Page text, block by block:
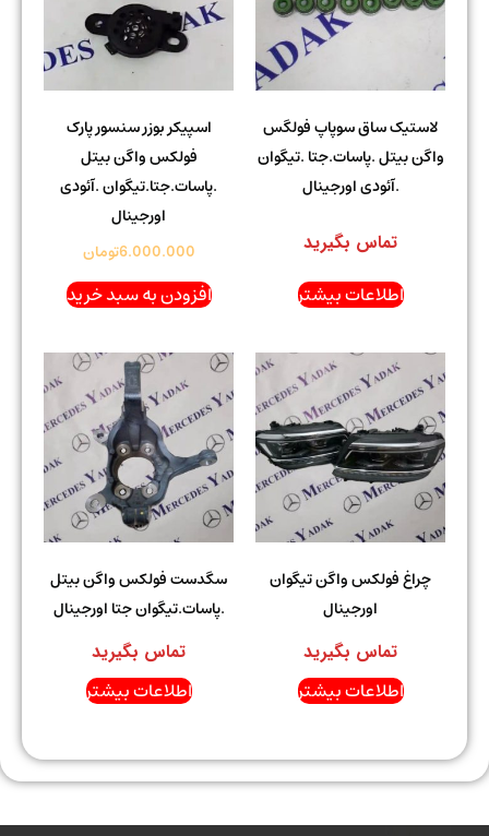
لاستیک ساق سوپاپ فولگس
واگن بیتل .پاسات.جتا .تیگوان
.آئودی اورجینال
تماس بگیرید
اطلاعات بیشتر
اسپیکر بوزر سنسور پارک
فولکس واگن بیتل
.پاسات.جتا.تیگوان .آئودی
اورجینال
6.000.000تومان
افزودن به سبد خرید
چراغ فولکس واگن تیگوان
اورجینال
تماس بگیرید
اطلاعات بیشتر
سگدست فولکس واگن بیتل
.پاسات.تیگوان جتا اورجینال
تماس بگیرید
اطلاعات بیشتر